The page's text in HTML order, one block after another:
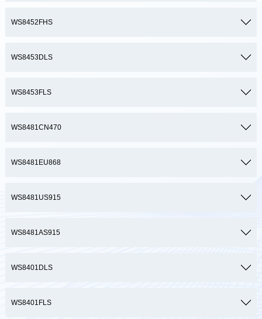
WS8452FHS
WS8453DLS
WS8453FLS
WS8481CN470
WS8481EU868
WS8481US915
WS8481AS915
WS8401DLS
WS8401FLS